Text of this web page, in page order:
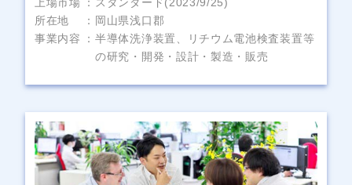
所在地
岡山県浅口郡
事業内容
半導体洗浄装置、リチウム電池検査装置等
の研究・開発・設計・製造・販売